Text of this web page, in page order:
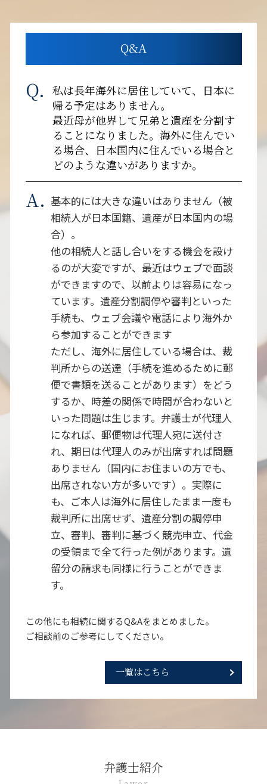
Q&A
私は長年海外に居住していて、日本に
帰る予定はありません。
最近母が他界して兄弟と遺産を分割す
ることになりました。海外に住んでい
る場合、日本国内に住んでいる場合と
どのような違いがありますか。
基本的には大きな違いはありません（被
相続人が日本国籍、遺産が日本国内の場
合）。
他の相続人と話し合いをする機会を設け
るのが大変ですが、最近はウェブで面談
ができますので、以前よりは容易になっ
ています。遺産分割調停や審判といった
手続も、ウェブ会議や電話により海外か
ら参加することができます
ただし、海外に居住している場合は、裁
判所からの送達（手続を進めるために郵
便で書類を送ることがあります）をどう
するか、時差の関係で時間が合わないと
いった問題は生じます。弁護士が代理人
になれば、郵便物は代理人宛に送付さ
れ、期日は代理人のみが出席すれば問題
ありません（国内にお住まいの方でも、
出席されない方が多いです）。実際に
も、ご本人は海外に居住したまま一度も
裁判所に出席せず、遺産分割の調停申
立、審判、審判に基づく競売申立、代金
の受領まで全て行った例があります。遺
留分の請求も同様に行うことができま
す。
この他にも相続に関するQ&Aをまとめました。
ご相談前のご参考にしてください。
一覧はこちら
弁護士紹介